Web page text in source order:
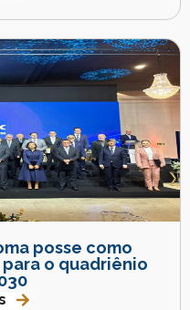
posse como
o quadriênio